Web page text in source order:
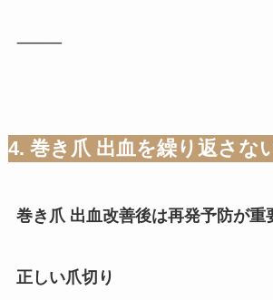
⸻
4. 巻き爪 出血を繰り返さな
巻き爪 出血改善後は再発予防が重
正しい爪切り